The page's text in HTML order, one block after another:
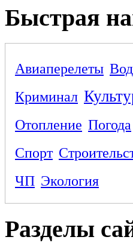
Быстрая
Авиаперелеты
Криминал
Отопление Погода
Спорт
ЧП Экология
Разделы